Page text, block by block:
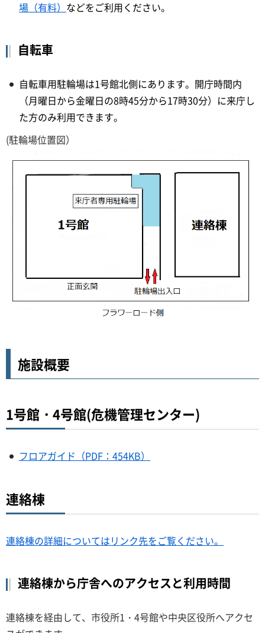
場（有料） などをご利用ください。
自転車
自転車用駐輪場は1号館北側にあります。開庁時間内
（月曜日から金曜日の8時45分から17時30分）に来庁し
た方のみ利用できます。
(駐輪場位置図）
施設概要
1号館・4号館(危機管理センター)
フロアガイド（PDF：454KB）
連絡棟
連絡棟の詳細についてはリンク先をご覧ください。
連絡棟から庁舎へのアクセスと利用時間
連絡棟を経由して、市役所1・4号館や中央区役所へアクセ